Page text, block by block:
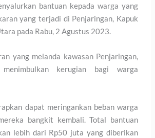
bantuan kepada warga yang
yang terjadi di Penjaringan, Kapuk
pada Rabu, 2 Agustus 2023.
yang melanda kawasan Penjaringan,
kerugian bagi warga
dapat meringankan beban warga
bangkit kembali. Total bantuan
lebih dari Rp50 juta yang diberikan